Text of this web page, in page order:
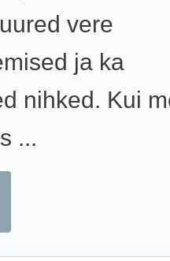
vere
ja ka
nihked. Kui
...